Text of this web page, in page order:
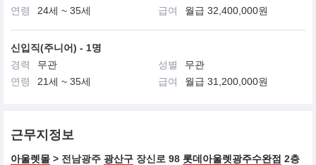
연령
24세 ~ 35세 급여 월급 32,400,000원
신입직(주니어) - 1명
경력
무관 성별
무관
연령
21세 ~ 35세 급여 월급 31,200,000원
근무지정보
아울렛몰 > 전남광주 광산구 장신로 98 롯데아울렛광주수완점 2층